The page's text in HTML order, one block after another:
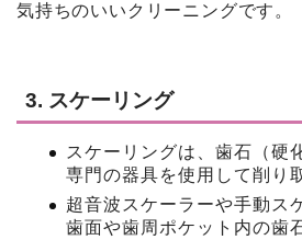
気持ちのいいクリーニングです。
3. スケーリング
スケーリングは、歯石（硬
専門の器具を使用して削り
超音波スケーラーや手動ス
歯面や歯周ポケット内の歯